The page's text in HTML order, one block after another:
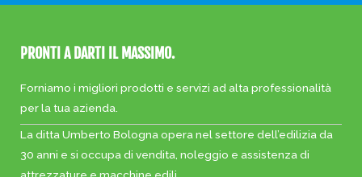
PRONTI A DARTI IL MASSIMO.
Forniamo i migliori prodotti e servizi ad alta professionalità
per la tua azienda.
La ditta Umberto Bologna opera nel settore dell’edilizia da
30 anni e si occupa di vendita, noleggio e assistenza di